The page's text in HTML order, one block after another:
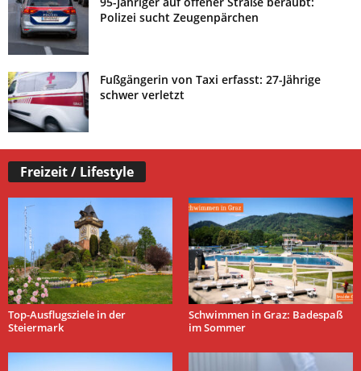
Polizei sucht Zeugenpärchen
Fußgängerin von Taxi erfasst: 27-Jährige
schwer verletzt
Freizeit / Lifestyle
Top-Ausflugsziele in der
Steiermark
Schwimmen in Graz: Badespaß
im Sommer